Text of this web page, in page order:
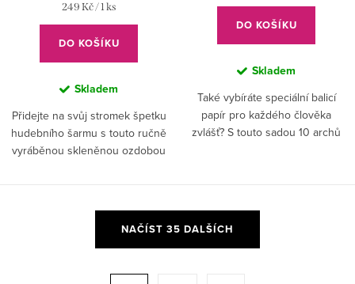
Měrná
cena:
249 Kč / 1 ks
DO KOŠÍKU
Skladem
Přidejte na svůj stromek špetku
hudebního šarmu s touto ručně
vyráběnou skleněnou ozdobou
DO KOŠÍKU
Skladem
Také vybíráte speciální balicí
papír pro každého člověka
zvlášť? S touto sadou 10 archů
NAČÍST 35 DALŠÍCH